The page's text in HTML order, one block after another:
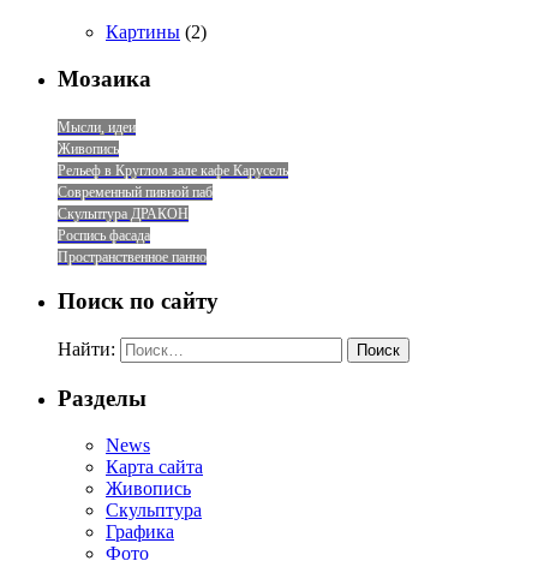
Картины (2)
Мозаика
Мысли, идеи
Живопись
Рельеф в Круглом зале кафе Карусель
Современный пивной паб
Скульптура ДРАКОН
Роспись фасада
Пространственное панно
Поиск по сайту
Найти:
Разделы
News
Карта сайта
Живопись
Скульптура
Графика
Фото